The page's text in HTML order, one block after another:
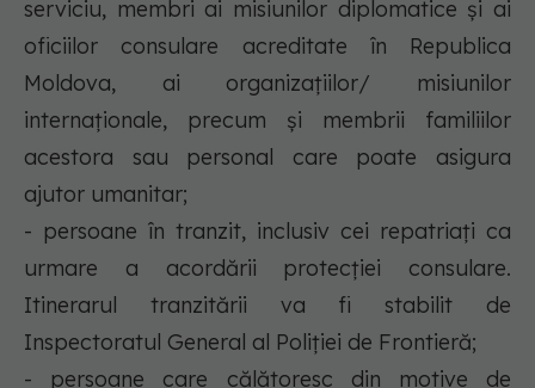
serviciu, membri ai misiunilor diplomatice şi ai
oficiilor consulare acreditate în Republica
Moldova, ai organizaţiilor/ misiunilor
internaţionale, precum şi membrii familiilor
acestora sau personal care poate asigura
ajutor umanitar;
- persoane în tranzit, inclusiv cei repatriaţi ca
urmare a acordării protecţiei consulare.
Itinerarul tranzitării va fi stabilit de
Inspectoratul General al Poliţiei de Frontieră;
- persoane care călătoresc din motive de